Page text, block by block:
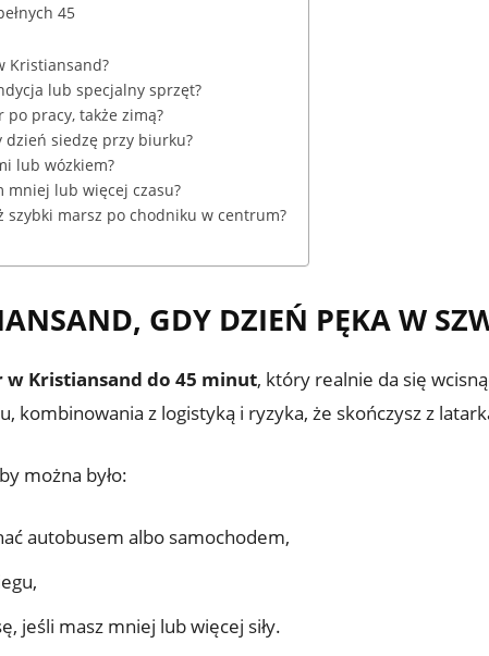
45
Kristiansand?
lub specjalny sprzęt?
pracy, także zimą?
dzień siedzę przy biurku?
lub wózkiem?
mniej lub więcej czasu?
szybki marsz po chodniku w centrum?
GDY DZIEŃ PĘKA W
Kristiansand do 45 minut, który realnie da się
kombinowania z logistyką i ryzyka, że skończysz z
można było:
autobusem albo samochodem,
jeśli masz mniej lub więcej siły.